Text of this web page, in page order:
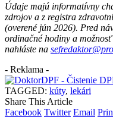
Údaje majú informatívny
zdrojov a z registra
(overené jún 2026). Pred
ordinačné hodiny a
nahláste na
- Reklama -
TAGGED: kúty, lekári
Share This Article
Facebook Twitter Email